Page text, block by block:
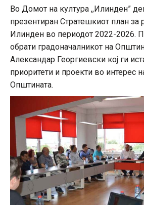
Во Домот на култура ,,Илинден”
презентиран Стратешкиот план за
Илинден во периодот 2022-2026.
обрати градоначалникот на
Александар Георгиевски кој ги
приоритети и проекти во интерес
Општината.